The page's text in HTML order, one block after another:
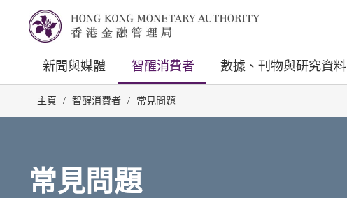
新聞與媒體 智醒消費者 數據、刊物與研究資料
主頁 / 智醒消費者 / 常見問題
常見問題